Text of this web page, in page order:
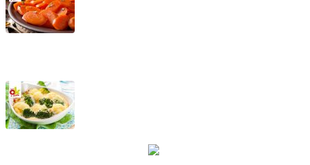
Cavolfiori e broccoletti alla piemontese